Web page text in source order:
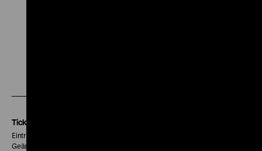
Tickets
Eintritt 5 €
Geänderte Preise sind im Programm vermerkt.